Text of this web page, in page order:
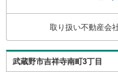
ます。 ご家族で楽
すのでぜひ、お気軽に
9:00 - 20:00
取り扱い不動産会
武蔵野市吉祥寺南町3丁目